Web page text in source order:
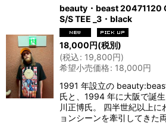
beauty・beast 20471120
S/S TEE _3・black
18,000円(税別)
(税込: 19,800円)
希望小売価格: 18,000円
1991 年設立の
氏と、1994 年に大阪で誕
川正博氏。 四半世紀以上に
ョンシーンを牽引してきた